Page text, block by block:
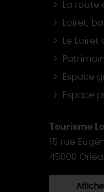
La route
Loiret,
Le Loiret
Espace
Espace
Tourisme
15 rue
45000